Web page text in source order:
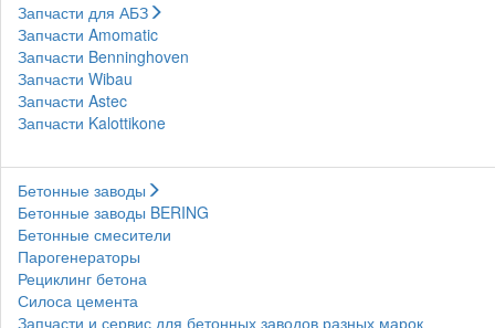
Запчасти для АБЗ
Запчасти Amomatic
Запчасти Benninghoven
Запчасти Wibau
Запчасти Astec
Запчасти Kalottikone
Бетонные заводы
Бетонные заводы BERING
Бетонные смесители
Парогенераторы
Рециклинг бетона
Силоса цемента
Запчасти и сервис для бетонных заводов разных марок